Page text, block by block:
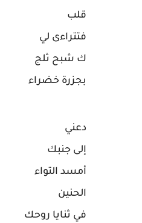
قلب
فتتراءى لي
ك شبح ثلج
بجزرة خضراء
دعني
إلى جنبك
أمسد التواء
الحنين
في ثنايا روحك